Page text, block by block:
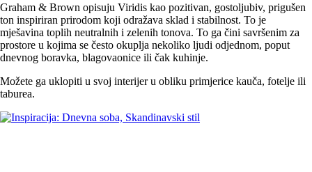
Graham & Brown opisuju Viridis kao pozitivan, gostoljubiv, prigušen
ton inspiriran prirodom koji odražava sklad i stabilnost. To je
mješavina toplih neutralnih i zelenih tonova. To ga čini savršenim za
prostore u kojima se često okuplja nekoliko ljudi odjednom, poput
dnevnog boravka, blagovaonice ili čak kuhinje.
Možete ga uklopiti u svoj interijer u obliku primjerice kauča, fotelje ili
taburea.